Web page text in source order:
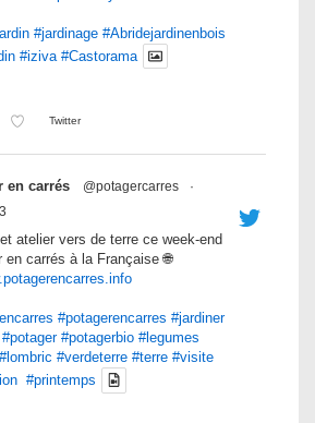
#jardinage #Abridejardinenbois
#iziva #Castorama
Twitter
en carrés @potagercarres
·
atelier vers de terre ce week-end
en carrés à la Française 🌐
#potagerencarres #jardiner
#potager #potagerbio #legumes
#lombric #verdeterre #terre #visite
#printemps